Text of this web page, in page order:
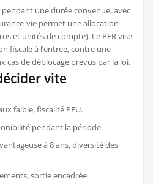
une durée convenue, avec
vie permet une allocation
et unités de compte). Le PER vise
fiscale à l’entrée, contre une
cas de déblocage prévus par la loi.
vite
faible, fiscalité PFU.
pendant la période.
à 8 ans, diversité des
sortie encadrée.